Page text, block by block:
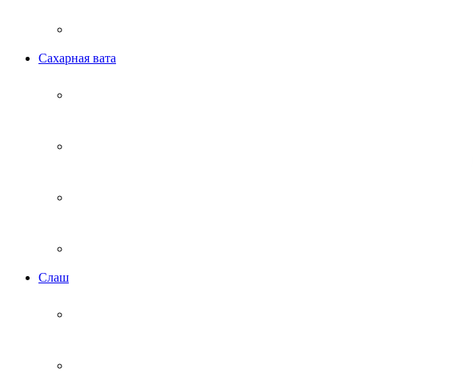
Сахарная вата
Cлаш